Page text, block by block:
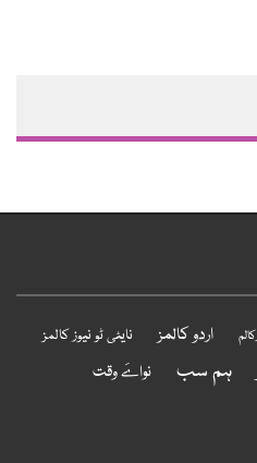
اردو کالمز نایٹی ٹو نیوز کالمز
ہم سب نواےَ وقت